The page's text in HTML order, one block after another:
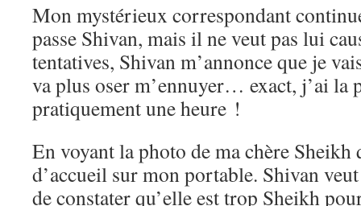
Mon mystérieux correspondant
passe Shivan, mais il ne veut pas lui
tentatives, Shivan m’annonce que je
va plus oser m’ennuyer… exact, j’ai la
pratiquement une heure !
En voyant la photo de ma chère Sheikh
d’accueil sur mon portable. Shivan
de constater qu’elle est trop Sheikh